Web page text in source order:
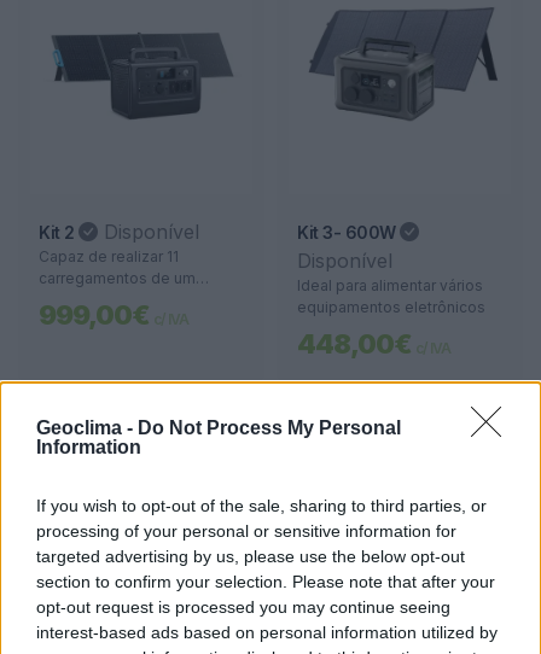
Geoclima - Do Not Process My Personal
Information
If you wish to opt-out of the sale, sharing to third parties, or
processing of your personal or sensitive information for
targeted advertising by us, please use the below opt-out
section to confirm your selection. Please note that after your
opt-out request is processed you may continue seeing
interest-based ads based on personal information utilized by
Kit 2 Disponível
Capaz de realizar 11
carregamentos de um
(60kWh), o dispositivo
(80W), 8 horas de
frigorífico-mini (60W) e até
60 horas de iluminação
vários aparelhos.
999,00€ c/ IVA
Kit 3- 600W
Disponível
Ideal para alimentar vários
equipamentos eletrônicos
448,00€ c/ IVA